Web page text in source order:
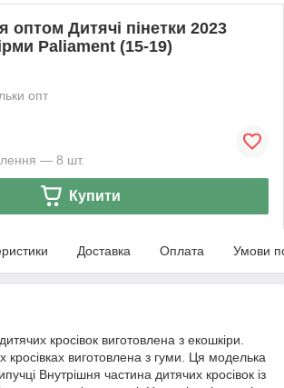
оптом Дитячі пінетки 2023
Paliament (15-19)
опт
— 8 шт.
Купити
Доставка Оплата Умови
кросівок виготовлена з екошкіри.
кросівках виготовлена з гуми. Ця моделька
Внутрішня частина дитячих кросівок із